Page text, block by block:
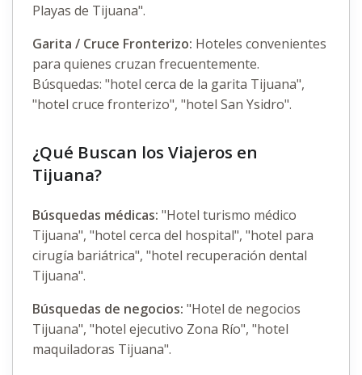
Playas de Tijuana".
Garita / Cruce Fronterizo: Hoteles convenientes
para quienes cruzan frecuentemente.
Búsquedas: "hotel cerca de la garita Tijuana",
"hotel cruce fronterizo", "hotel San Ysidro".
¿Qué Buscan los Viajeros en
Tijuana?
Búsquedas médicas: "Hotel turismo médico
Tijuana", "hotel cerca del hospital", "hotel para
cirugía bariátrica", "hotel recuperación dental
Tijuana".
Búsquedas de negocios: "Hotel de negocios
Tijuana", "hotel ejecutivo Zona Río", "hotel
maquiladoras Tijuana".